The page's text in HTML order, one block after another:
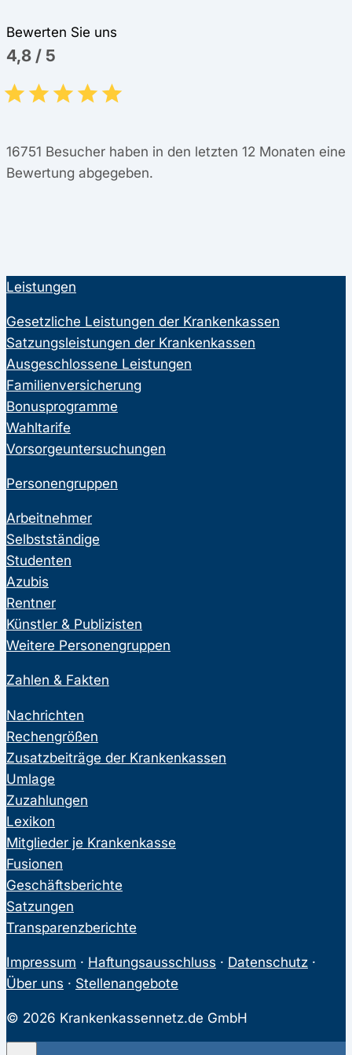
Bewerten Sie uns
4,8 / 5
16751 Besucher haben in den letzten 12 Monaten eine
Bewertung abgegeben.
Leistungen
Gesetzliche Leistungen der Krankenkassen
Satzungsleistungen der Krankenkassen
Ausgeschlossene Leistungen
Familienversicherung
Bonusprogramme
Wahltarife
Vorsorgeuntersuchungen
Personengruppen
Arbeitnehmer
Selbstständige
Studenten
Azubis
Rentner
Künstler & Publizisten
Weitere Personengruppen
Zahlen & Fakten
Nachrichten
Rechengrößen
Zusatzbeiträge der Krankenkassen
Umlage
Zuzahlungen
Lexikon
Mitglieder je Krankenkasse
Fusionen
Geschäftsberichte
Satzungen
Transparenzberichte
Impressum · Haftungsausschluss · Datenschutz ·
Über uns · Stellenangebote
© 2026 Krankenkassennetz.de GmbH